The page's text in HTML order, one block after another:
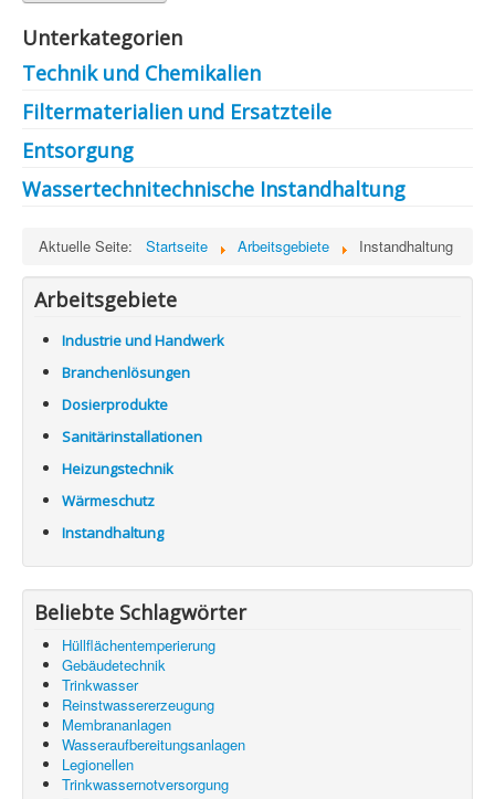
Unterkategorien
Technik und Chemikalien
Filtermaterialien und Ersatzteile
Entsorgung
Wassertechnitechnische Instandhaltung
Aktuelle Seite: Startseite Arbeitsgebiete Instandhaltung
Arbeitsgebiete
Industrie und Handwerk
Branchenlösungen
Dosierprodukte
Sanitärinstallationen
Heizungstechnik
Wärmeschutz
Instandhaltung
Beliebte Schlagwörter
Hüllflächentemperierung
Gebäudetechnik
Trinkwasser
Reinstwassererzeugung
Membrananlagen
Wasseraufbereitungsanlagen
Legionellen
Trinkwassernotversorgung